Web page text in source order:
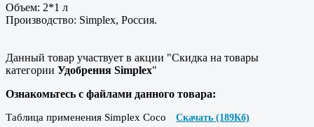
Объем: 2*1 л
Производство: Simplex, Россия.
Данный товар участвует в акции "Скидка на товары
категории Удобрения Simplex"
Ознакомьтесь с файлами данного товара:
Таблица применения Simplex Coco Скачать (189Кб)